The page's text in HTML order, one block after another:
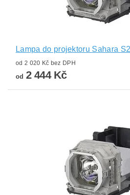
Lampa do projektoru Sahara
od 2 020 Kč bez DPH
od 2 444 Kč